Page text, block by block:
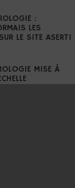
:
LES
LE SITE ASERTI
MISE À